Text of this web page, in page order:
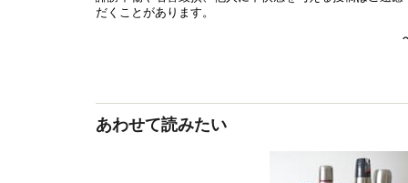
あわせて読みたい